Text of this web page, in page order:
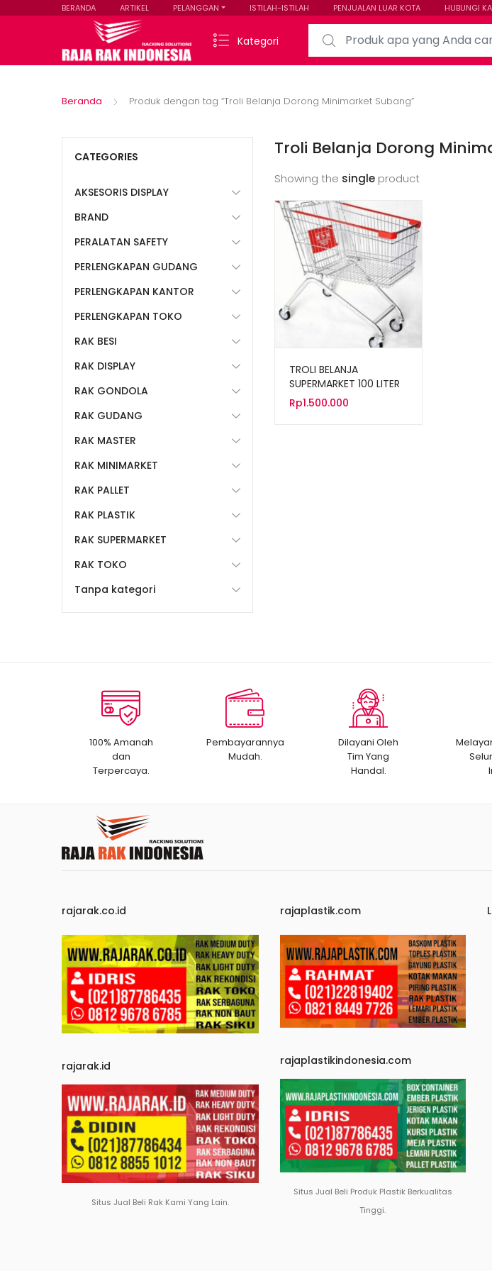
BERANDA ARTIKEL PELANGGAN ISTILAH-ISTILAH PENJUALAN LUAR KOTA HUBUNGI
Kategori
Search for:
Beranda Produk dengan tag “Troli Belanja Dorong Minimarket Subang”
Troli Belanja Dorong
Showing the single product
TROLI BELANJA
SUPERMARKET 100 LITER
TIPE TS-100L RAJARAK
Rp1.500.000
CATEGORIES
AKSESORIS DISPLAY
BRAND
PERALATAN SAFETY
PERLENGKAPAN GUDANG
PERLENGKAPAN KANTOR
PERLENGKAPAN TOKO
RAK BESI
RAK DISPLAY
RAK GONDOLA
RAK GUDANG
RAK MASTER
RAK MINIMARKET
RAK PALLET
RAK PLASTIK
RAK SUPERMARKET
RAK TOKO
Tanpa kategori
100% Amanah
dan
Terpercaya.
Pembayarannya
Mudah.
Dilayani Oleh
Tim Yang
Handal.
rajarak.co.id
rajarak.id
Situs Jual Beli Rak Kami Yang Lain.
rajaplastik.com
rajaplastikindonesia.com
Situs Jual Beli Produk Plastik Berkualitas
Tinggi.